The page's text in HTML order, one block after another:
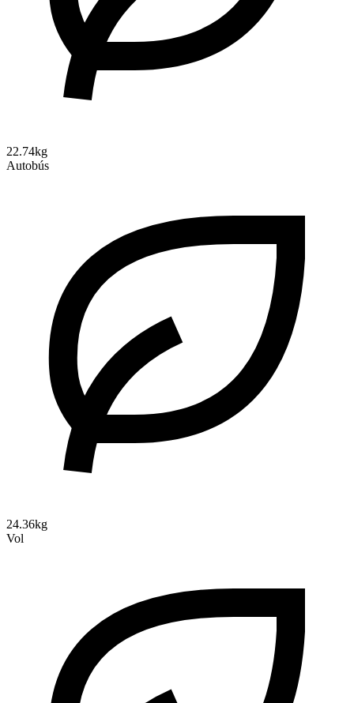
22.74kg
Autobús
24.36kg
Vol